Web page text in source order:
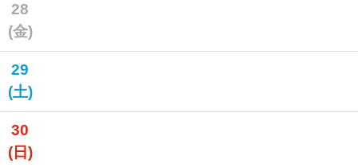
28
(金)
29
(土)
30
(日)